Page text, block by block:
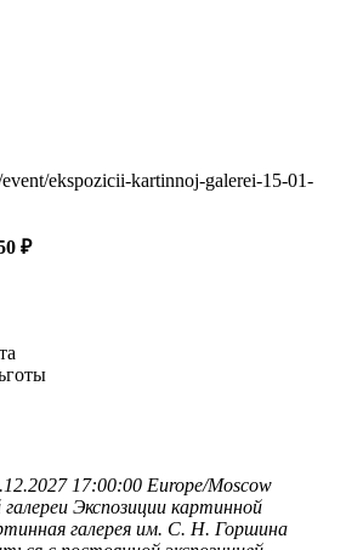
ekspozicii-kartinnoj-galerei-15-01-
₽
17:00:00 Europe/Moscow
Экспозиции картинной
галерея им. С. Н. Горшина